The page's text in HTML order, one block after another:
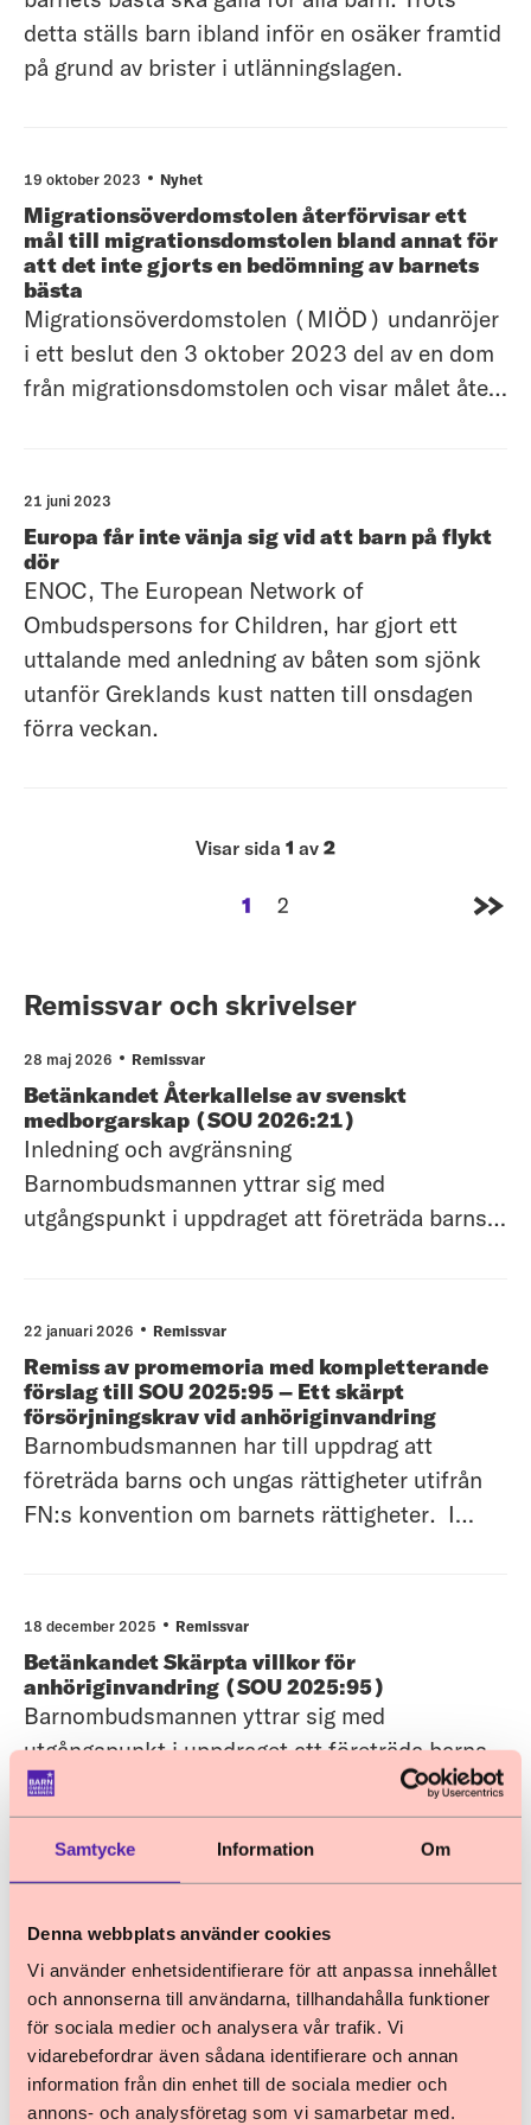
Samtycke Information Om
Denna webbplats använder cookies
Vi använder enhetsidentifierare för att anpassa innehållet
och annonserna till användarna, tillhandahålla funktioner
för sociala medier och analysera vår trafik. Vi
vidarebefordrar även sådana identifierare och annan
information från din enhet till de sociala medier och
annons- och analysföretag som vi samarbetar med.
detta ställs barn ibland inför en osäker framtid
på grund av brister i utlänningslagen.
19 oktober 2023 Nyhet
Migrationsöverdomstolen återförvisar ett
mål till migrationsdomstolen bland annat för
att det inte gjorts en bedömning av barnets
bästa
Migrationsöverdomstolen (MIÖD) undanröjer
i ett beslut den 3 oktober 2023 del av en dom
från migrationsdomstolen och visar målet åter
handläggning att det inte har gjorts någon
bedömning av vad som är till barnet
21 juni 2023
Europa får inte vänja sig vid att barn på flykt
dör
ENOC, The European Network of
Ombudspersons for Children, har gjort ett
uttalande med anledning av båten som sjönk
utanför Greklands kust natten till onsdagen
förra veckan.
Visar sida 1 av 2
sida
1
sida
2
Gå
Remissvar och skrivelser
28 maj 2026 Remissvar
Betänkandet Återkallelse av svenskt
medborgarskap (SOU 2026:21)
Inledning och avgränsning
Barnombudsmannen yttrar sig med
utgångspunkt i uppdraget att företräda barns
Barnombudsmannen tar emot ett stort antal
remisser och har inte möjlighet att lämna
synpunkter på alla. Även
22 januari 2026 Remissvar
Remiss av promemoria med kompletterande
förslag till SOU 2025:95 – Ett skärpt
försörjningskrav vid anhöriginvandring
Barnombudsmannen har till uppdrag att
företräda barns och ungas rättigheter utifrån
FN:s konvention om barnets rättigheter. I
fram. Barnombudsmannen kan instämma i att
de redovisade följderna är relevanta – å ena
sidan
18 december 2025 Remissvar
Betänkandet Skärpta villkor för
anhöriginvandring (SOU 2025:95)
Barnombudsmannen yttrar sig med
utgångspunkt i uppdraget att företräda barns
och ungas rättigheter utifrån FN:s konvention
om barnets rättigheter (barnkonventionen).
Barnombudsmannen tar emot ett stort antal
remisser och har inte möjlighet att lämna
synpunkter på alla. Även för remisser av
betänkand
Betänkandet Ändring av permanent
uppehållstillstånd för vissa utlänningar (SOU
2025:99)
Barnombudsmannen yttrar sig med
utgångspunkt i uppdraget att företräda barns
och ungas rättigheter utifrån FN:s konvention
om barnets rättigheter (barnkonventionen).